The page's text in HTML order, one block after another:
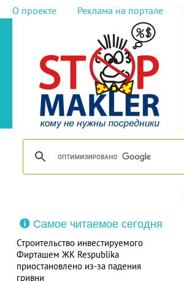
О проекте Реклама на портале
Самое читаемое сегодня
Строительство инвестируемого
Фирташем ЖК Respublika
приостановлено из-за падения
гривни